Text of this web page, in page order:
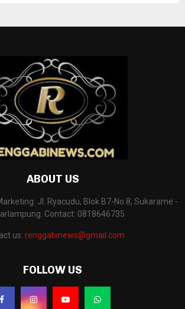
ABOUT US
Jl. Ryacudu, Blok B7-No.8, Sukarame -
Contact: 0818646735
us: renggabinews@gmail.com
FOLLOW US